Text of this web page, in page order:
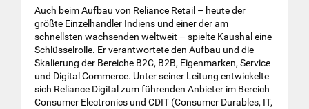
Auch beim Aufbau von Reliance Retail – heute der
größte Einzelhändler Indiens und einer der am
schnellsten wachsenden weltweit – spielte Kaushal eine
Schlüsselrolle. Er verantwortete den Aufbau und die
Skalierung der Bereiche B2C, B2B, Eigenmarken, Service
und Digital Commerce. Unter seiner Leitung entwickelte
sich Reliance Digital zum führenden Anbieter im Bereich
Consumer Electronics und CDIT (Consumer Durables, IT,